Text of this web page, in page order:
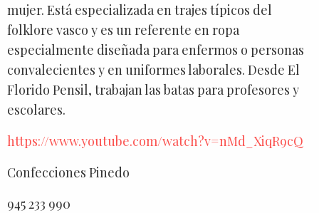
mujer. Está especializada en trajes típicos del
folklore vasco y es un referente en ropa
especialmente diseñada para enfermos o personas
convalecientes y en uniformes laborales. Desde El
Florido Pensil, trabajan las batas para profesores y
escolares.
https://www.youtube.com/watch?v=nMd_XiqR9cQ
Confecciones Pinedo
945 233 990